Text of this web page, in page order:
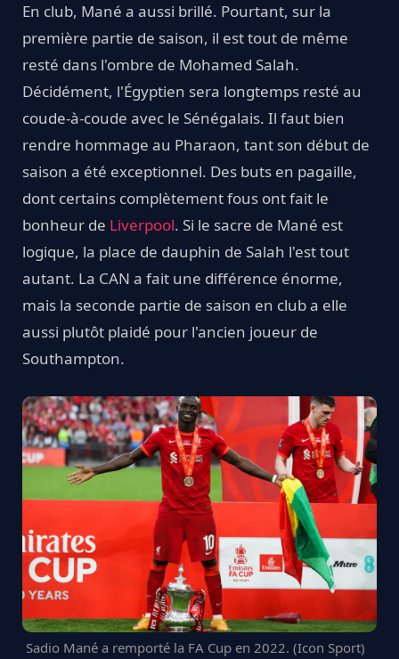
En club, Mané a aussi brillé. Pourtant, sur la
première partie de saison, il est tout de même
resté dans l'ombre de Mohamed Salah.
Décidément, l'Égyptien sera longtemps resté au
coude-à-coude avec le Sénégalais. Il faut bien
rendre hommage au Pharaon, tant son début de
saison a été exceptionnel. Des buts en pagaille,
dont certains complètement fous ont fait le
bonheur de Liverpool. Si le sacre de Mané est
logique, la place de dauphin de Salah l'est tout
autant. La CAN a fait une différence énorme,
mais la seconde partie de saison en club a elle
aussi plutôt plaidé pour l'ancien joueur de
Southampton.
Sadio Mané a remporté la FA Cup en 2022. (Icon Sport)